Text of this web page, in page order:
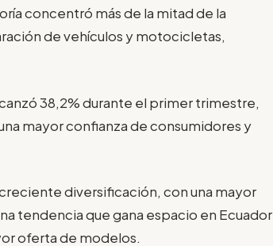
concentró más de la mitad de la
de vehículos y motocicletas,
38,2% durante el primer trimestre,
mayor confianza de consumidores y
diversificación, con una mayor
tendencia que gana espacio en Ecuador
oferta de modelos.